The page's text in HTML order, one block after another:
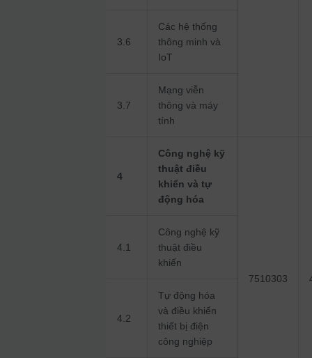
3.6
Các hệ thống
thông minh và
IoT
3.7
Mạng viễn
thông và máy
tính
4
Công nghệ kỹ
thuật điều
khiển và tự
động hóa
7510303
4.1
Công nghệ kỹ
thuật điều
khiến
4.2
Tự động hóa
và điều khiển
thiết bị điện
công nghiệp